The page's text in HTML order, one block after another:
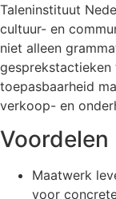
Taleninstituut
cultuur- en
niet alleen
toepasbaarheid
verkoop- en
Voordelen
Maatwerk
voor